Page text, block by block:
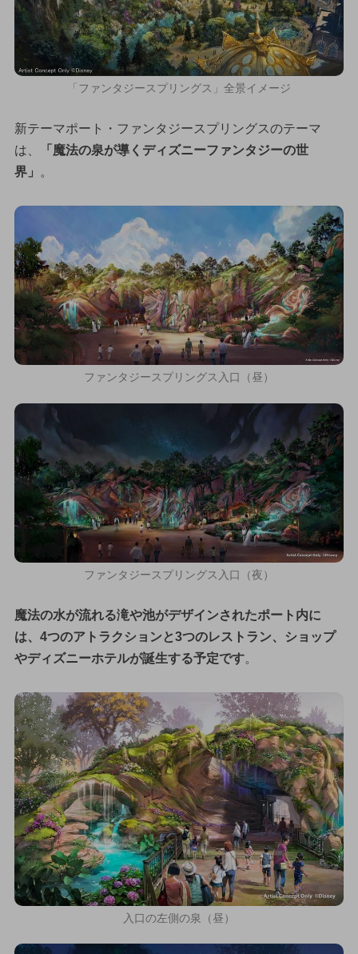
「ファンタジースプリングス」全景イメージ
新テーマポート・ファンタジースプリングスのテーマ
は、
「魔法の泉が導くディズニーファンタジーの世
界」
。
ファンタジースプリングス入口（昼）
ファンタジースプリングス入口（夜）
魔法の水が流れる滝や池がデザインされたポート内に
は、4つのアトラクションと3つのレストラン、ショップ
やディズニーホテルが誕生する予定です。
入口の左側の泉（昼）